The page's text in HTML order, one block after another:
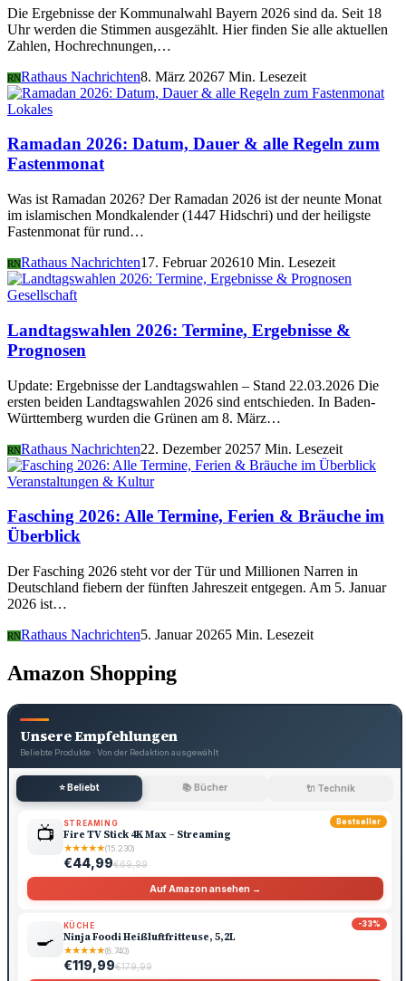
Die Ergebnisse der Kommunalwahl Bayern 2026 sind da. Seit 18
Uhr werden die Stimmen ausgezählt. Hier finden Sie alle aktuellen
Zahlen, Hochrechnungen,…
RNRathaus Nachrichten8. März 20267 Min. Lesezeit
Lokales
Ramadan 2026: Datum, Dauer & alle Regeln zum
Fastenmonat
Was ist Ramadan 2026? Der Ramadan 2026 ist der neunte Monat
im islamischen Mondkalender (1447 Hidschri) und der heiligste
Fastenmonat für rund…
RNRathaus Nachrichten17. Februar 202610 Min. Lesezeit
Gesellschaft
Landtagswahlen 2026: Termine, Ergebnisse &
Prognosen
Update: Ergebnisse der Landtagswahlen – Stand 22.03.2026 Die
ersten beiden Landtagswahlen 2026 sind entschieden. In Baden-
Württemberg wurden die Grünen am 8. März…
RNRathaus Nachrichten22. Dezember 20257 Min. Lesezeit
Veranstaltungen & Kultur
Fasching 2026: Alle Termine, Ferien & Bräuche im
Überblick
Der Fasching 2026 steht vor der Tür und Millionen Narren in
Deutschland fiebern der fünften Jahreszeit entgegen. Am 5. Januar
2026 ist…
RNRathaus Nachrichten5. Januar 20265 Min. Lesezeit
Amazon Shopping
Unsere Empfehlungen
Beliebte Produkte · Von der Redaktion ausgewählt
⭐ Beliebt 📚 Bücher 🔌 Technik
Bestseller
📺 STREAMING
Fire TV Stick 4K Max – Streaming
★★★★★(15.230)
€44,99€69,99
Auf Amazon ansehen →
-33%
🍳
KÜCHE
Ninja Foodi Heißluftfritteuse, 5,2L
★★★★★(8.740)
€119,99€179,99